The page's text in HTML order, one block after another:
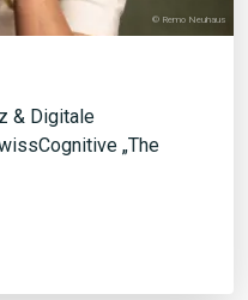
© Remo Neuhaus
& Digitale
„The